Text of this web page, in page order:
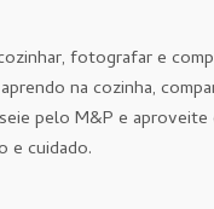
fotografar e
na cozinha,
pelo M&P e
e cuidado.